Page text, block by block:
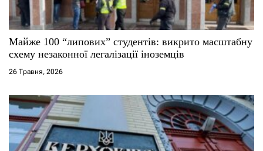
Майже 100 “липових” студентів: викрито масштабну
схему незаконної легалізації іноземців
26 Травня, 2026